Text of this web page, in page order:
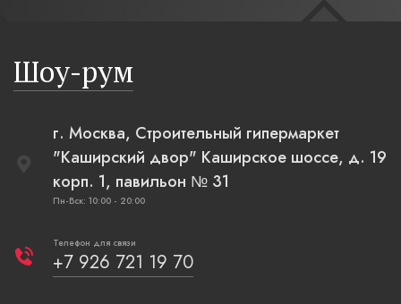
Шоу-рум
г. Москва, Строительный гипермаркет
"Каширский двор" Каширское шоссе, д. 19
корп. 1, павильон № 31
Пн-Вск: 10:00 - 20:00
Телефон для связи
+7 926 721 19 70